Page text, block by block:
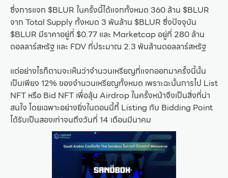
ซึ่งการแจก $BLUR ในครั้งนี้ได้แจกทั้งหมด 360 ล้าน $BLUR
จาก Total Supply ทั้งหมด 3 พันล้าน $BLUR ซึ่งปัจจุบัน
$BLUR มีราคาอยู่ที่ $0.77 และ Marketcap อยู่ที่ 280 ล้าน
ดอลลาร์สหรัฐ และ FDV ที่ประมาณ 2.3 พันล้านดอลลาร์สหรัฐ
แต่อย่างไรก็ตามจะเห็นว่าจำนวนเหรียญที่แจกออกมาครั้งนี้นั้น
เป็นเพียง 12% ของจำนวนเหรียญทั้งหมด เพราะฉะนั้นการไป List
NFT หรือ Bid NFT เพื่อลุ้น Airdrop ในครั้งหน้าจึงเป็นสิ่งที่น่า
สนใจ โดยเฉพาะอย่างยิ่งในตอนนี้ที้ Listing กับ Bidding Point
ได้รับเป็นสองเท่าจนถึงวันที่ 14 เดือนมีนาคม